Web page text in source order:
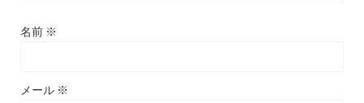
名前 ※
メール ※